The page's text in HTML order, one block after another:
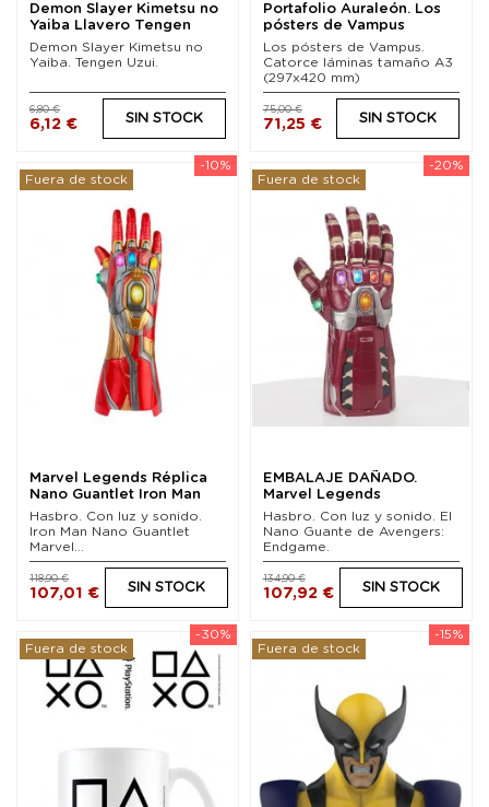
Demon Slayer Kimetsu no
Yaiba Llavero Tengen
Uzui 5 cm
Demon Slayer Kimetsu no
Yaiba. Tengen Uzui.
6,12 €
6,80 €
SIN STOCK
Portafolio Auraleón. Los
pósters de Vampus
(Edición de lujo)
Los pósters de Vampus.
Catorce láminas tamaño A3
(297x420 mm)
71,25 €
75,00 €
SIN STOCK
-10%
Fuera de stock
Marvel Legends Réplica
Nano Guantlet Iron Man
Electrónico
Hasbro. Con luz y sonido.
Iron Man Nano Guantlet
Marvel...
107,01 €
118,90 €
SIN STOCK
-20%
Fuera de stock
EMBALAJE DAÑADO.
Marvel Legends
Guantelete Electrónico...
Hasbro. Con luz y sonido. El
Nano Guante de Avengers:
Endgame.
107,92 €
134,90 €
SIN STOCK
-30%
Fuera de stock
-15%
Fuera de stock